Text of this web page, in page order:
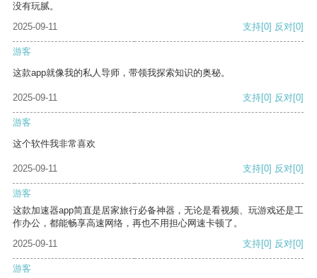
没有玩腻。
2025-09-11
支持[0] 反对[0]
游客
这款app就像我的私人导师，带领我探索知识的奥秘。
2025-09-11 支持[0] 反对[0]
游客
这个软件我非常喜欢
2025-09-11 支持[0] 反对[0]
游客
这款加速器app简直是居家旅行必备神器，无论是看视频、玩游戏还是工
作办公，都能畅享高速网络，再也不用担心网速卡顿了。
2025-09-11
支持[0] 反对[0]
游客